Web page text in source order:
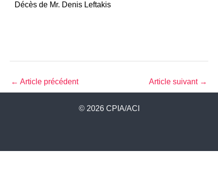
Décès de Mr. Denis Leftakis
← Article précédent Article suivant →
© 2026 CPIA/ACI